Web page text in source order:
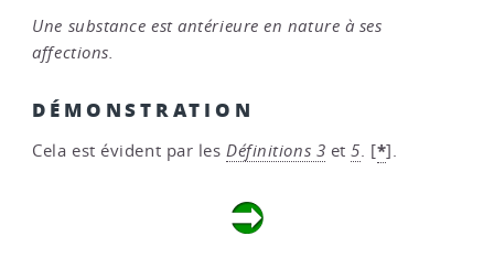
Une substance est antérieure en nature à ses
affections.
DÉMONSTRATION
Cela est évident par lesDéfinitions 3 et5. [*].